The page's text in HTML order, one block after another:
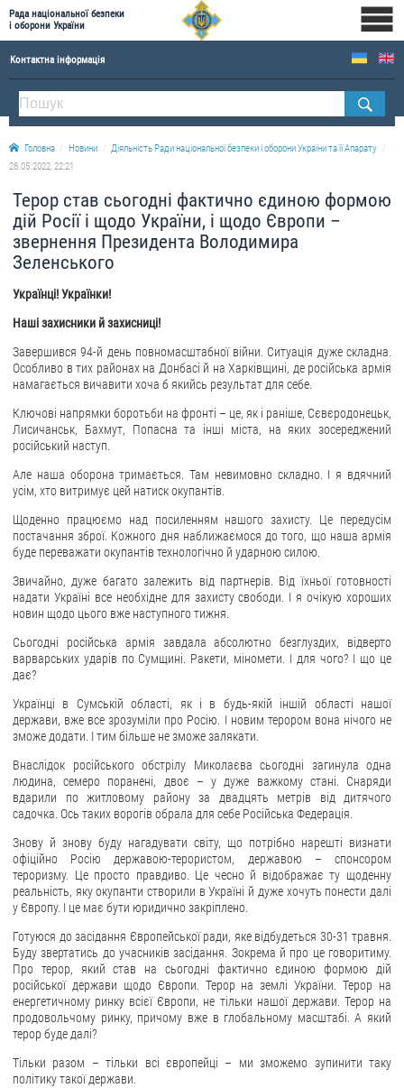
Рада національної безпеки
і оборони України
Контактна інформація
ПРО РНБОУ
Склад Ради національної безпеки і оборони України
Апарат Ради національної безпеки і оборони України
Історична довідка про діяльність Ради національної безпеки і оборони України
ОФІЦІЙНІ ДОКУМЕНТИ
Новини
Drone Deals
Фотогалерея
ЗВЕРНЕННЯ ГРОМАДЯН
Звернення громадян
Електронне звернення
ДОСТУП ДО ПУБЛІЧНОЇ ІНФОРМАЦІЇ
Запит на отримання публічної інформації
Облік публічної інформації
Питання запобігання корупції
Публічні закупівлі
Внутрішній аудит
ДЕРЖАВНИЙ РЕЄСТР САНКЦІЙ
Головна Новини
Діяльність Ради національної безпеки і оборони України та її Апарату
28.05.2022, 22:21
Терор став сьогодні фактично єдиною формою
дій Росії і щодо України, і щодо Європи –
звернення Президента Володимира
Зеленського
Українці! Українки!
Наші захисники й захисниці!
Завершився 94-й день повномасштабної війни. Ситуація дуже складна.
Особливо в тих районах на Донбасі й на Харківщині, де російська армія
намагається вичавити хоча б якийсь результат для себе.
Ключові напрямки боротьби на фронті – це, як і раніше, Сєвєродонецьк,
Лисичанськ, Бахмут, Попасна та інші міста, на яких зосереджений
російський наступ.
Але наша оборона тримається. Там невимовно складно. І я вдячний
усім, хто витримує цей натиск окупантів.
Щоденно працюємо над посиленням нашого захисту. Це передусім
постачання зброї. Кожного дня наближаємося до того, що наша армія
буде переважати окупантів технологічно й ударною силою.
Звичайно, дуже багато залежить від партнерів. Від їхньої готовності
надати Україні все необхідне для захисту свободи. І я очікую хороших
новин щодо цього вже наступного тижня.
Сьогодні російська армія завдала абсолютно безглуздих, відверто
варварських ударів по Сумщині. Ракети, міномети. І для чого? І що це
дає?
Українці в Сумській області, як і в будь-якій іншій області нашої
держави, вже все зрозуміли про Росію. І новим терором вона нічого не
зможе додати. І тим більше не зможе залякати.
Внаслідок російського обстрілу Миколаєва сьогодні загинула одна
людина, семеро поранені, двоє – у дуже важкому стані. Снаряди
вдарили по житловому району за двадцять метрів від дитячого
садочка. Ось таких ворогів обрала для себе Російська Федерація.
Знову й знову буду нагадувати світу, що потрібно нарешті визнати
офіційно Росію державою-терористом, державою – спонсором
тероризму. Це просто правдиво. Це чесно й відображає ту щоденну
реальність, яку окупанти створили в Україні й дуже хочуть понести далі
у Європу. І це має бути юридично закріплено.
Готуюся до засідання Європейської ради, яке відбудеться 30-31 травня.
Буду звертатись до учасників засідання. Зокрема й про це говоритиму.
Про терор, який став на сьогодні фактично єдиною формою дій
російської держави щодо Європи. Терор на землі України. Терор на
енергетичному ринку всієї Європи, не тільки нашої держави. Терор на
продовольчому ринку, причому вже в глобальному масштабі. А який
терор буде далі?
Тільки разом – тільки всі європейці – ми зможемо зупинити таку
політику такої держави.